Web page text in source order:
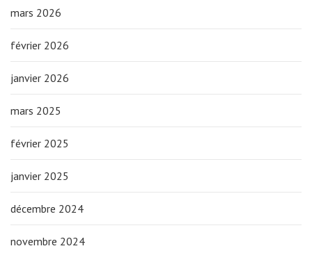
mars 2026
février 2026
janvier 2026
mars 2025
février 2025
janvier 2025
décembre 2024
novembre 2024